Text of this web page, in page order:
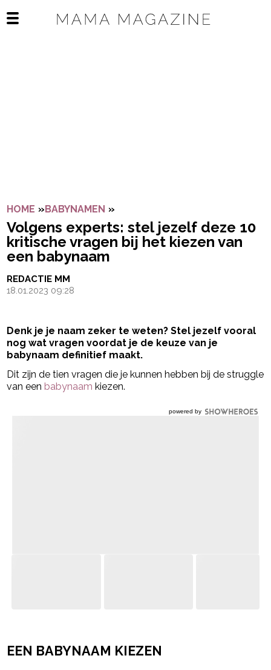
Open het mobiele menu
HOME »BABYNAMEN »
Volgens experts: stel jezelf deze 10
kritische vragen bij het kiezen van
een babynaam
REDACTIE MM
18.01.2023 09:28
Denk je je naam zeker te weten? Stel jezelf vooral
nog wat vragen voordat je de keuze van je
babynaam definitief maakt.
Dit zijn de tien vragen die je kunnen hebben bij de struggle
van een babynaam kiezen.
powered by
EEN BABYNAAM KIEZEN